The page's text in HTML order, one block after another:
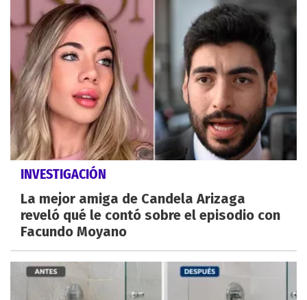
INVESTIGACIÓN
La mejor amiga de Candela Arizaga
reveló qué le contó sobre el episodio con
Facundo Moyano